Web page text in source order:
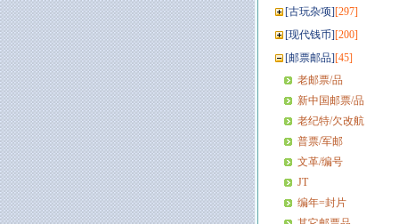
[古玩杂项][297]
[现代钱币][200]
[邮票邮品][45]
老邮票/品
新中国邮票/品
老纪特/欠改航
普票/军邮
文革/编号
JT
编年=封片